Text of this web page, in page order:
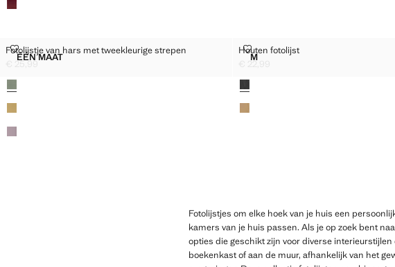
Maten
ÉÉN MAATFOTOLIJSTJE VAN HARS MET TWEEKLEURIGE STREPEN
Fotolijstje van hars met tweekleurige strepen
FOTOLIJSTJE VAN HARS MET TWEEKLEURIGE STREPEN
€ 25,99
Kleuren
Maten
MHOUTEN FOTOLIJST
Houten fotolijst
HOUTEN FOTOLIJST
€ 22,99
Kleuren
Fotolijstjes om elke hoek van je huis een
kamers van je huis passen. Als je op zoek bent
opties die geschikt zijn voor diverse
boekenkast of aan de muur, afhankelijk van het